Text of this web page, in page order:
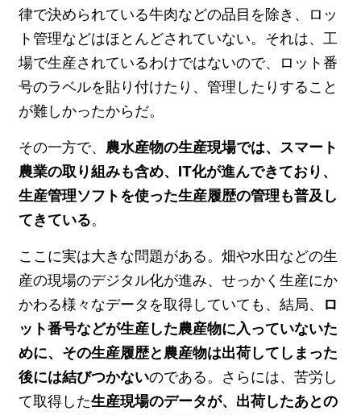
律で決められている牛肉などの品目を除き、ロッ
ト管理などはほとんどされていない。それは、工
場で生産されているわけではないので、ロット番
号のラベルを貼り付けたり、管理したりすること
が難しかったからだ。
その一方で、 農水産物の生産現場では、スマート
農業の取り組みも含め、IT化が進んできており、
生産管理ソフトを使った生産履歴の管理も普及し
てきている。
ここに実は大きな問題がある。畑や水田などの生
産の現場のデジタル化が進み、せっかく生産にか
かわる様々なデータを取得していても、結局、
ロ
ット番号などが生産した農産物に入っていないた
めに、その生産履歴と農産物は出荷してしまった
後には結びつかないのである。さらには、苦労し
て取得した生産現場のデータが、出荷したあとの